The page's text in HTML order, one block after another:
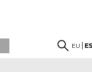
EU